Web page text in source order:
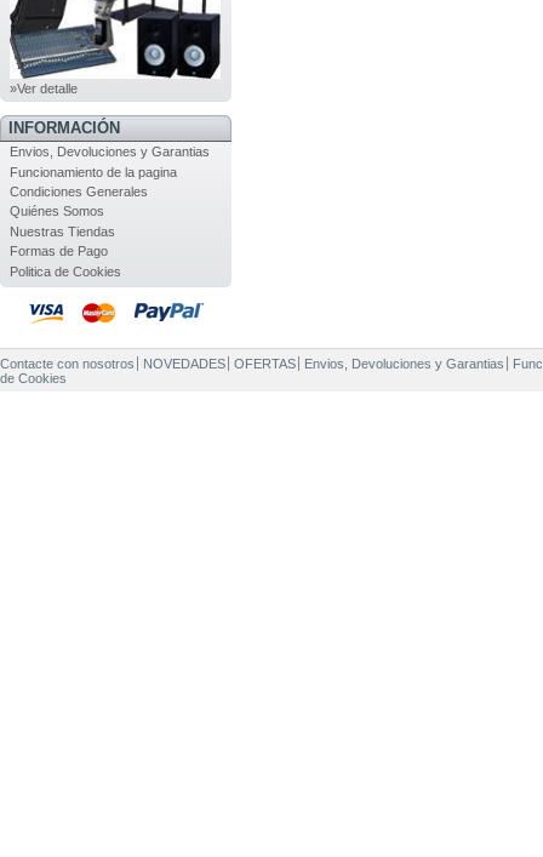
»Ver detalle
INFORMACIÓN
Envios, Devoluciones y Garantias
Funcionamiento de la pagina
Condiciones Generales
Quiénes Somos
Nuestras Tiendas
Formas de Pago
Politica de Cookies
Contacte con nosotros NOVEDADES OFERTAS Envios, Devoluciones y Garantias
de Cookies